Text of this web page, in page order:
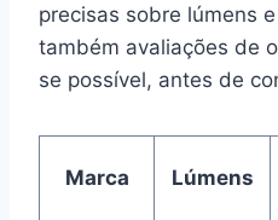
precisas sobre lúmens
também avaliações de
se possível, antes de
Marca Lúmens